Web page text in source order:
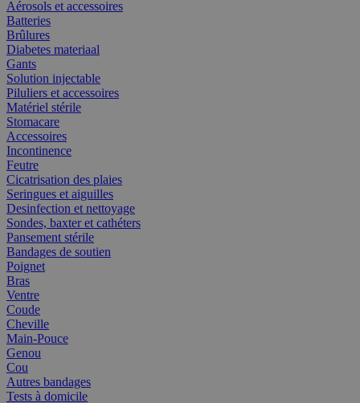
Aérosols et accessoires
Batteries
Brûlures
Diabetes materiaal
Gants
Solution injectable
Piluliers et accessoires
Matériel stérile
Stomacare
Accessoires
Incontinence
Feutre
Cicatrisation des plaies
Seringues et aiguilles
Desinfection et nettoyage
Sondes, baxter et cathéters
Pansement stérile
Bandages de soutien
Poignet
Bras
Ventre
Coude
Cheville
Main-Pouce
Genou
Cou
Autres bandages
Tests à domicile